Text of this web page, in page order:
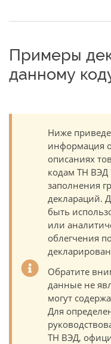
Примеры
данному
Ниже
информация
описаниях
кодам ТН ВЭД
заполнения
деклараций.
быть
или
облегчения
Обратите
данные не
могут
Для
ТН ВЭД,